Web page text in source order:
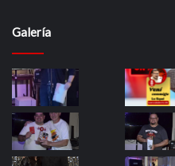
Galería